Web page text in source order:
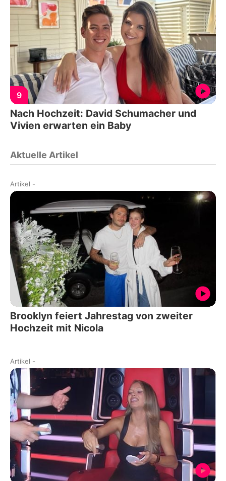
9
Nach Hochzeit: David Schumacher und
Vivien erwarten ein Baby
Aktuelle Artikel
Artikel -
Brooklyn feiert Jahrestag von zweiter
Hochzeit mit Nicola
Artikel -